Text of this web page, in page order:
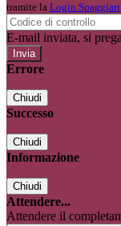
tramite la Login Spaggiari
E-mail inviata, si
Errore
Chiudi
Successo
Chiudi
Informazione
Chiudi
Attendere...
Attendere il